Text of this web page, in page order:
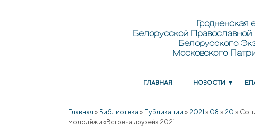
Гродненская
Белорусской Православной
Белорусского
Московского
ГЛАВНАЯ НОВОСТИ
Главная » Библиотека » Публикации » 2021 » 08 » 20 »
молодёжи «Встреча друзей» 2021